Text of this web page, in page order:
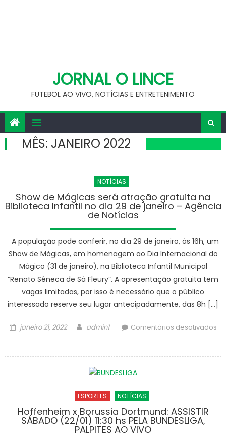
JORNAL O LINCE
FUTEBOL AO VIVO, NOTÍCIAS E ENTRETENIMENTO
MÊS: JANEIRO 2022
NOTÍCIAS
Show de Mágicas será atração gratuita na
Biblioteca Infantil no dia 29 de janeiro – Agência
de Notícias
A população pode conferir, no dia 29 de janeiro, às 16h, um
Show de Mágicas, em homenagem ao Dia Internacional do
Mágico (31 de janeiro), na Biblioteca Infantil Municipal
“Renato Sêneca de Sá Fleury”. A apresentação gratuita tem
vagas limitadas, por isso é necessário que o público
interessado reserve seu lugar antecipadamente, das 8h […]
Posted
janeiro 21, 2022 Author
admin1
Comentários desativados
Mágicas
atração
gratuita
na
Biblioteca
ESPORTES NOTÍCIAS
Hoffenheim x Borussia Dortmund: ASSISTIR
SÁBADO (22/01) 11:30 hs PELA BUNDESLIGA,
PALPITES AO VIVO